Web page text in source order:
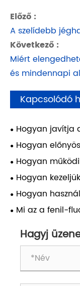
Előző :
A szelídebb
Következő :
Miért
és mindennapi
Kapcsolódó
Hogyan javítja
ipari
Hogyan
ipari
Hogyan
Hogyan
ipari
Hogyan
iparágakban?
Mi az a fenil-
Hagyj